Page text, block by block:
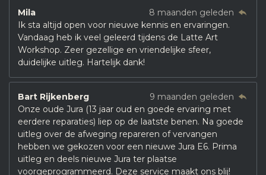
Mila
8 maanden geleden
Ik sta altijd open voor nieuwe kennis en ervaringen.
Vandaag heb ik veel geleerd tijdens de Latte Art
Workshop. Zeer gezellige en vriendelijke sfeer,
duidelijke uitleg. Hartelijk dank!
Bart Rijkenberg
9 maanden geleden
Onze oude Jura (13 jaar oud en goede ervaring met
eerdere reparaties) liep op de laatste benen. Na goede
uitleg over de afweging repareren of vervangen
hebben we gekozen voor een nieuwe Jura E6. Prima
uitleg en deels nieuwe Jura ter plaatse
voorgeprogrammeerd. Deze service maakt ons blij!